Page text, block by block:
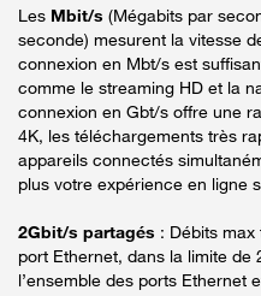
Les Mbit/s (Mégabits par
seconde) mesurent la vitesse
connexion en Mbt/s est
comme le streaming HD et la
connexion en Gbt/s offre une
4K, les téléchargements très
appareils connectés
plus votre expérience en ligne
2Gbit/s partagés : Débits max
port Ethernet, dans la limite de
l’ensemble des ports Ethernet